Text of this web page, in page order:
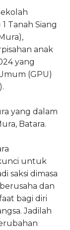
Tanah Siang
anak
yang
(GPU)
yang dalam
Batara.
untuk
saksi dimasa
dan
bagi diri
Jadilah